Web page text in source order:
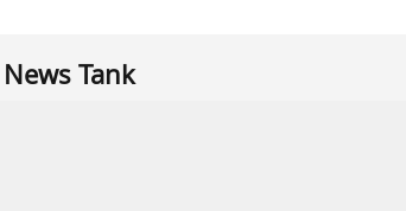
News Tank